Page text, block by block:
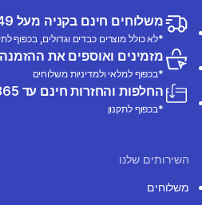
משלוחים חינם בקניה מעל 249 ש"ח
*לא כולל מוצרים כבדים וגדולים, בכפוף
מזמינים ואוספים את
*בכפוף למלאי ולמדיניות משלוחים
החלפות והחזרות חינם עד 365 ימים ממועד הרכישה
*בכפוף לתקנון
השירותים שלנו
משלוחים